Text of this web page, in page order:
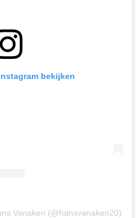
bekijken
Vanaken (@hansvanaken20)